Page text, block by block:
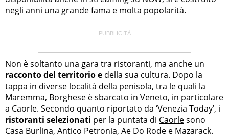
negli anni una grande fama e molta popolarità.
Non è soltanto una gara tra ristoranti, ma anche un
racconto del territorio e della sua cultura. Dopo la
tappa in diverse località della penisola, tra le quali la
Maremma, Borghese è sbarcato in Veneto, in particolare
a Caorle. Secondo quanto riportato da ‘Venezia Today’, i
ristoranti selezionati per la puntata di Caorlesono
Casa Burlina, Antico Petronia, Ae Do Rode e Mazarack.